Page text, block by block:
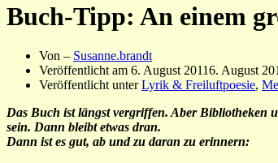
Buch-Tipp: An einem
Von – Susanne.brandt
Veröffentlicht am 6. August 20116. August
Veröffentlicht unterLyrik & Freiluftpoesie,
Das Buch ist längst vergriffen. Aber Bibliotheken
sein. Dann bleibt etwas dran.
Dann ist es gut, ab und zu daran zu erinnern: